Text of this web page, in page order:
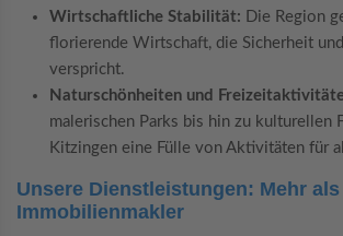
Wirtschaftliche Stabilität: Die Region
florierende Wirtschaft, die Sicherheit
verspricht.
Naturschönheiten und
malerischen Parks bis hin zu kulturellen
Kitzingen eine Fülle von Aktivitäten für
Unsere Dienstleistungen: Mehr
Immobilienmakler